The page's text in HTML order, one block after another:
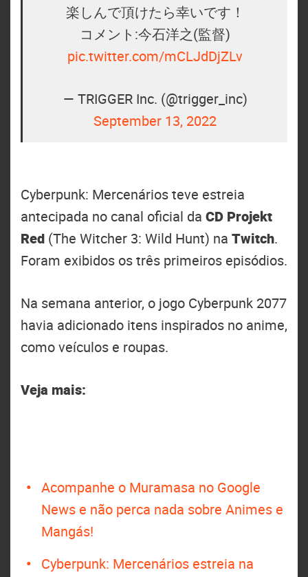
楽しんで頂けたら幸いです！
コメント:今石洋之(監督)
pic.twitter.com/mCLJdDjZLv
— TRIGGER Inc. (@trigger_inc)
September 13, 2022
Cyberpunk: Mercenários teve estreia
antecipada no canal oficial da CD Projekt
Red (The Witcher 3: Wild Hunt) na Twitch.
Foram exibidos os três primeiros episódios.
Na semana anterior, o jogo Cyberpunk 2077
havia adicionado itens inspirados no anime,
como veículos e roupas.
Veja mais:
Acompanhe o Muramasa no Google
News e não perca nada sobre Animes e
Mangás!
Cyberpunk: Mercenários estreia na